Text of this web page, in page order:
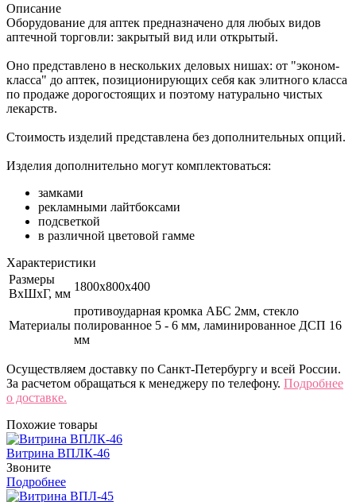
Описание
Оборудование для аптек предназначено для любых видов
аптечной торговли: закрытый вид или открытый.
Оно представлено в нескольких деловых нишах: от "эконом-
класса" до аптек, позиционирующих себя как элитного класса
по продаже дорогостоящих и поэтому натурально чистых
лекарств.
Стоимость изделий представлена без дополнительных опций.
Изделия дополнительно могут комплектоваться:
замками
рекламными лайтбоксами
подсветкой
в различной цветовой гамме
Характеристики
Размеры
ВхШхГ, мм
1800x800х400
Материалы
противоударная кромка АБС 2мм, стекло
полированное 5 - 6 мм, ламинированное ДСП 16
мм
Осуществляем доставку по Санкт-Петербургу и всей России.
За расчетом обращаться к менеджеру по телефону. Подробнее
о доставке.
Похожие товары
Витрина ВПЛК-46
Звоните
Подробнее